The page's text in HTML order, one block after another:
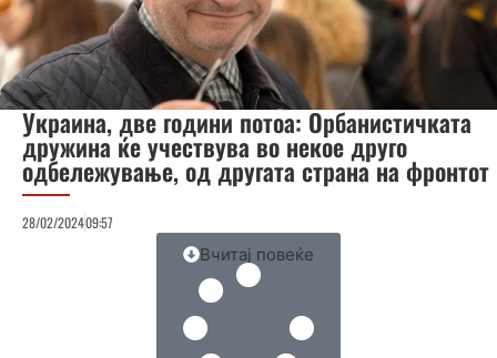
Украина, две години потоа: Орбанистичката
дружина ќе учествува во некое друго
одбележување, од другата страна на фронтот
28/02/202409:57
Вчитај повеќе